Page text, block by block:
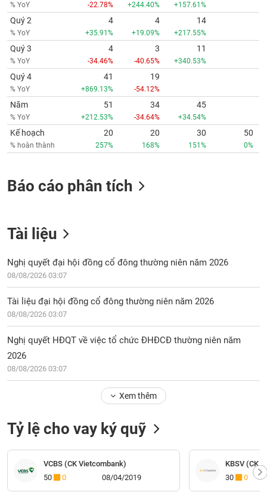
% YoY -22.78% +244.40% +157.61%
Quý 2
% YoY
4
+35.91%
4
+19.09%
14
+217.55%
Quý 3
% YoY
4
-34.46%
3
-40.65%
11
+340.53%
Quý 4
% YoY
41
+869.13%
19
-54.12%
Năm
% YoY
51
+212.53%
34
-34.64%
45
+34.54%
Kế hoạch
% hoàn thành
20
257%
20
168%
30
151%
50
0%
Báo cáo phân tích
Tài liệu
Nghị quyết đại hội đồng cổ đông thường niên năm 2026
08/08/2026 03:07
Tài liệu đại hội đồng cổ đông thường niên năm 2026
08/08/2026 03:07
Nghị quyết HĐQT về việc tổ chức ĐHĐCĐ thường niên năm
2026
08/08/2026 03:07
Xem thêm
Tỷ lệ cho vay ký quỹ
VCBS (CK Vietcombank)
50
0 08/04/2019
KBSV (CK
30
0